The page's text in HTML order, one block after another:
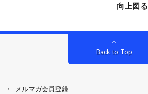
向上図る
Back to Top
メルマガ会員登録